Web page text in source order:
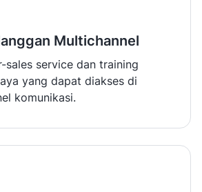
Multichannel
sales service dan training
yang dapat diakses di
komunikasi.